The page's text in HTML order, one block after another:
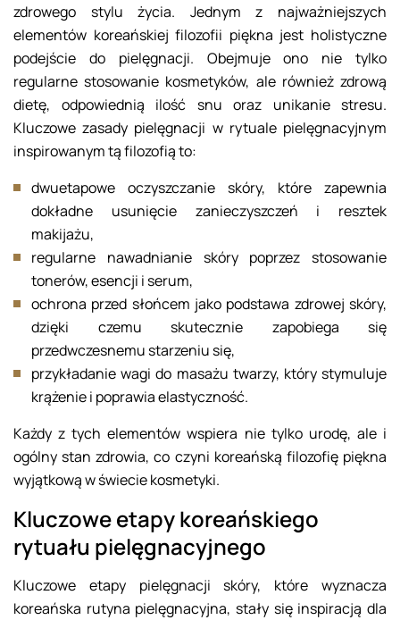
zdrowego stylu życia. Jednym z najważniejszych
elementów koreańskiej filozofii piękna jest holistyczne
podejście do pielęgnacji. Obejmuje ono nie tylko
regularne stosowanie kosmetyków, ale również zdrową
dietę, odpowiednią ilość snu oraz unikanie stresu.
Kluczowe zasady pielęgnacji w rytuale pielęgnacyjnym
inspirowanym tą filozofią to:
dwuetapowe oczyszczanie skóry, które zapewnia
dokładne usunięcie zanieczyszczeń i resztek
makijażu,
regularne nawadnianie skóry poprzez stosowanie
tonerów, esencji i serum,
ochrona przed słońcem jako podstawa zdrowej skóry,
dzięki czemu skutecznie zapobiega się
przedwczesnemu starzeniu się,
przykładanie wagi do masażu twarzy, który stymuluje
krążenie i poprawia elastyczność.
Każdy z tych elementów wspiera nie tylko urodę, ale i
ogólny stan zdrowia, co czyni koreańską filozofię piękna
wyjątkową w świecie kosmetyki.
Kluczowe etapy koreańskiego
rytuału pielęgnacyjnego
Kluczowe etapy pielęgnacji skóry, które wyznacza
koreańska rutyna pielęgnacyjna, stały się inspiracją dla